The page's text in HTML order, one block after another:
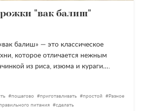
"вак балиш"
балиш» — это классическое
которое отличается нежным
из риса, изюма и кураги….
пошагово приготавливать простой
Разное
питания сделать